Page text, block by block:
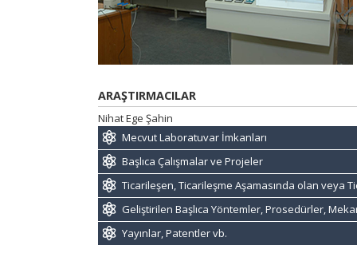
ARAŞTIRMACILAR
Nihat Ege Şahin
Mecvut Laboratuvar İmkanları
Başlıca Çalışmalar ve Projeler
Ticarileşen, Ticarileşme Aşamasında olan veya
Geliştirilen Başlıca Yöntemler, Prosedürler,
Yayınlar, Patentler vb.